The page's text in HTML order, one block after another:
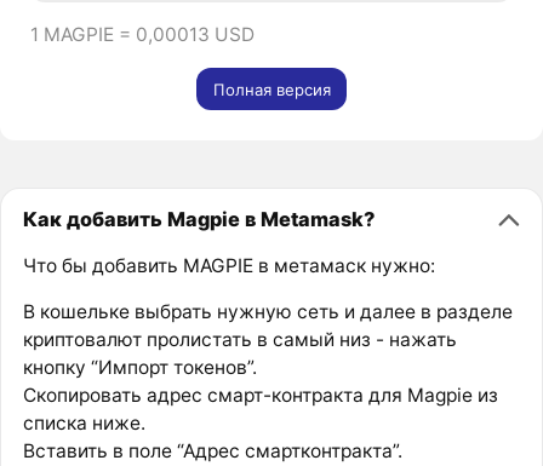
1 MAGPIE = 0,00013 USD
Полная версия
Как добавить Magpie в Metamask?
Что бы добавить MAGPIE в метамаск нужно:
В кошельке выбрать нужную сеть и далее в разделе
криптовалют пролистать в самый низ - нажать
кнопку “Импорт токенов”.
Скопировать адрес смарт-контракта для Magpie из
списка ниже.
Вставить в поле “Адрес смартконтракта”.